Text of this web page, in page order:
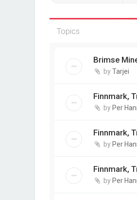
Topics
Brimse
byTarjei
Finnmark,
by Per
Finnmark,
by Per
Finnmark,
by Per